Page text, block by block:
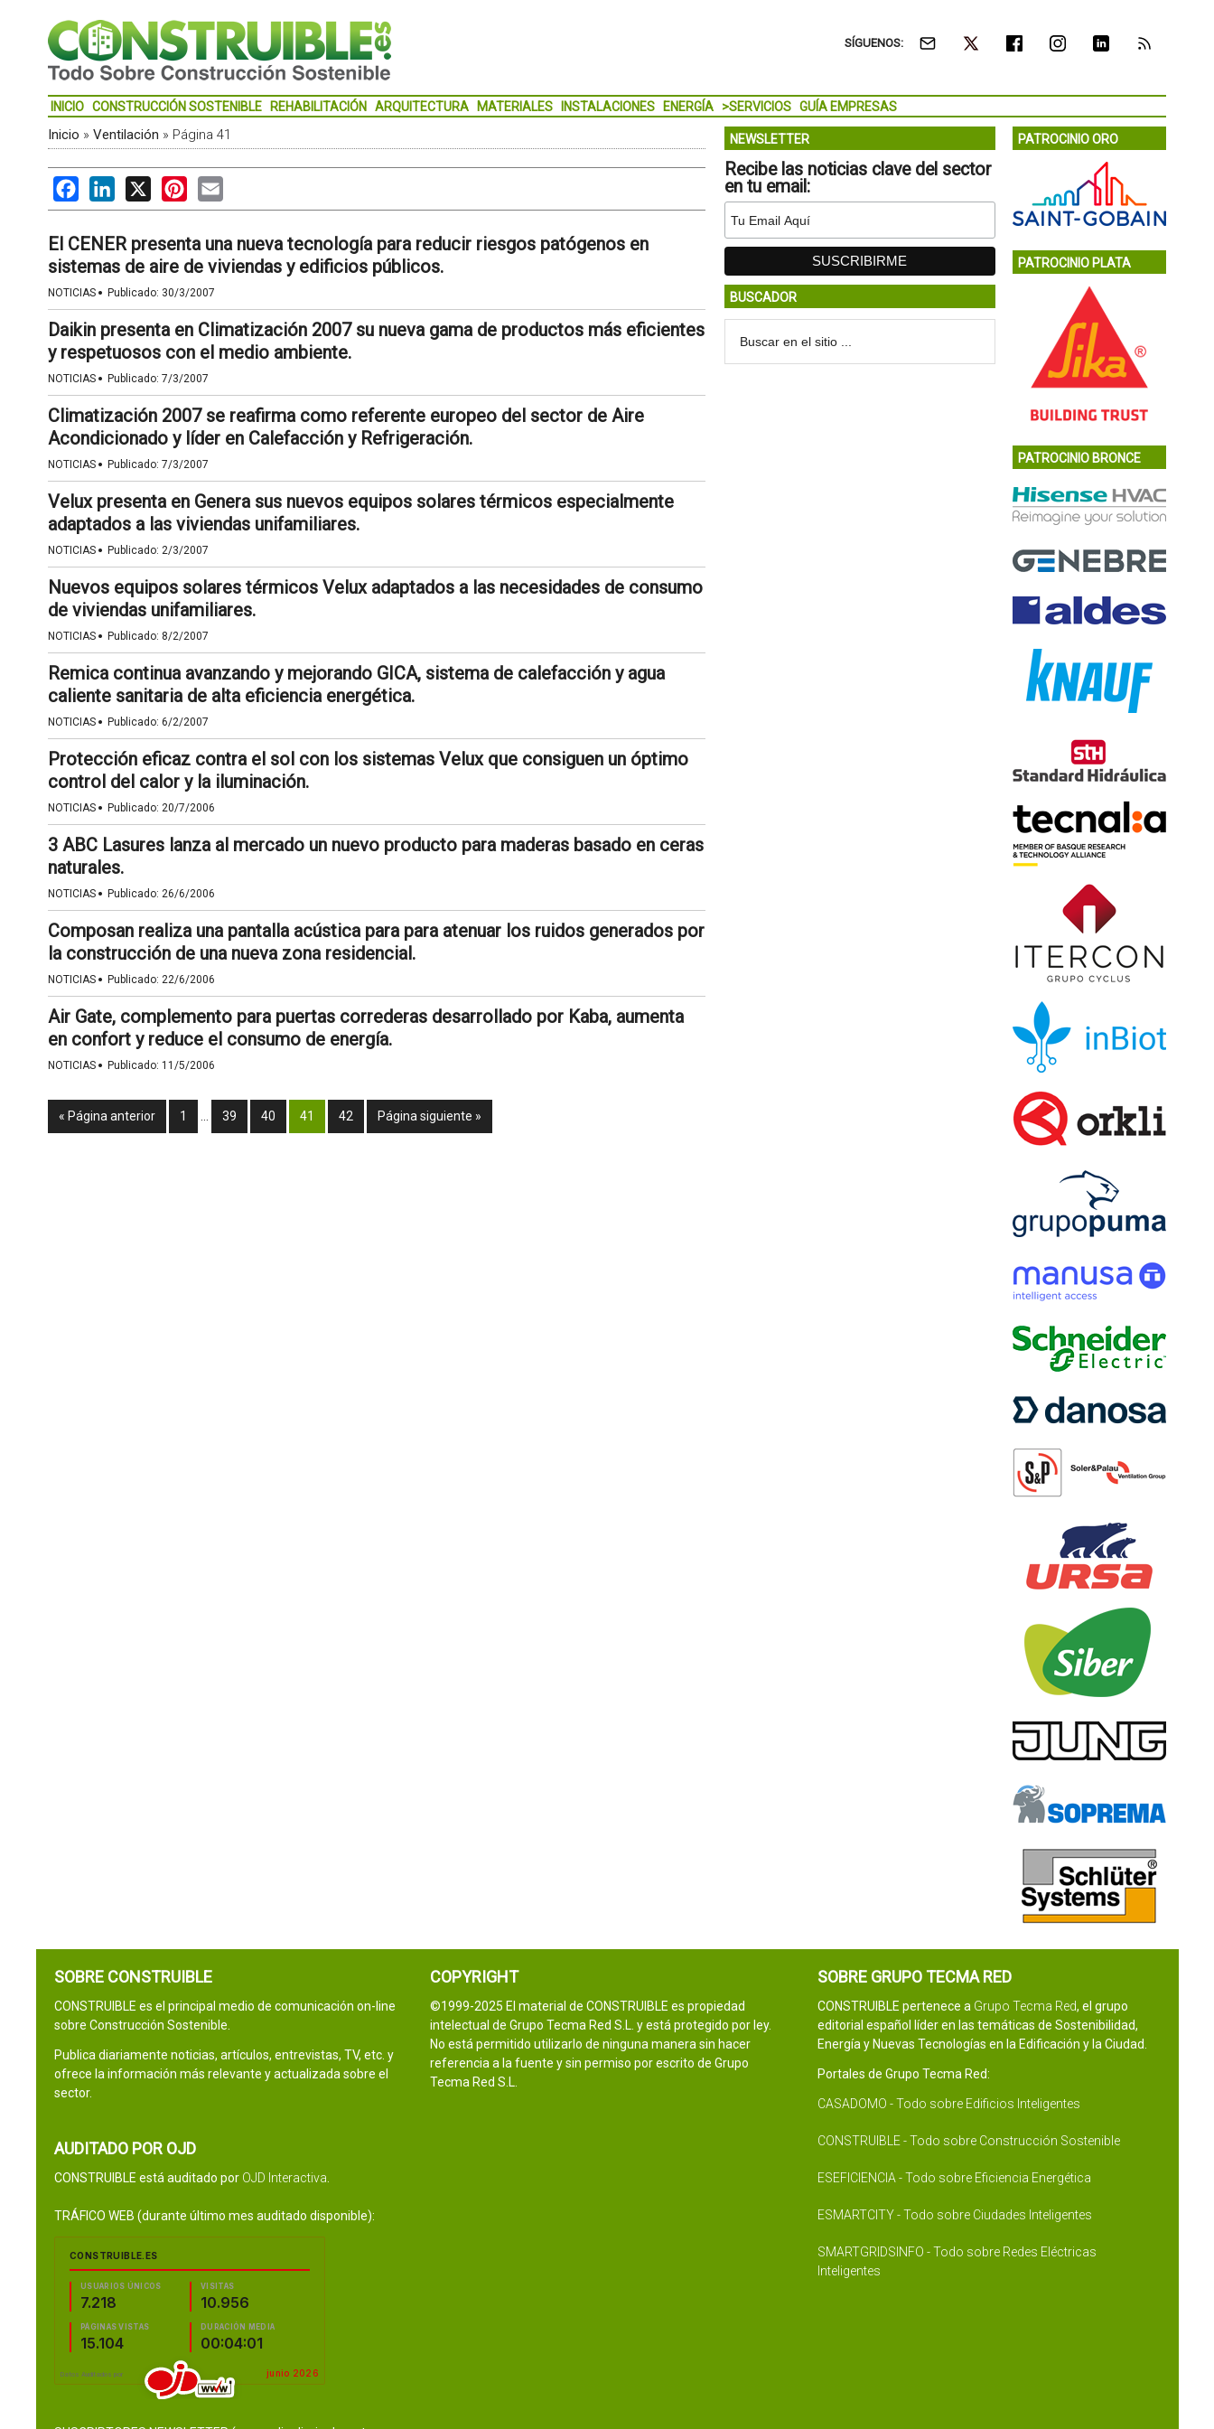
SÍGUENOS:
INICIO CONSTRUCCIÓN SOSTENIBLE REHABILITACIÓN ARQUITECTURA MATERIALES INSTALACIONES ENERGÍA >SERVICIOS GUÍA EMPRESAS
Inicio » Ventilación » Página 41
FacebookLinkedIn
X PinterestEmail
El CENER presenta una nueva tecnología para reducir riesgos patógenos en
sistemas de aire de viviendas y edificios públicos.
NOTICIAS · Publicado: 30/3/2007
Daikin presenta en Climatización 2007 su nueva gama de productos más eficientes
y respetuosos con el medio ambiente.
NOTICIAS · Publicado: 7/3/2007
Climatización 2007 se reafirma como referente europeo del sector de Aire
Acondicionado y líder en Calefacción y Refrigeración.
NOTICIAS · Publicado: 7/3/2007
Velux presenta en Genera sus nuevos equipos solares térmicos especialmente
adaptados a las viviendas unifamiliares.
NOTICIAS · Publicado: 2/3/2007
Nuevos equipos solares térmicos Velux adaptados a las necesidades de consumo
de viviendas unifamiliares.
NOTICIAS · Publicado: 8/2/2007
Remica continua avanzando y mejorando GICA, sistema de calefacción y agua
caliente sanitaria de alta eficiencia energética.
NOTICIAS · Publicado: 6/2/2007
Protección eficaz contra el sol con los sistemas Velux que consiguen un óptimo
control del calor y la iluminación.
NOTICIAS · Publicado: 20/7/2006
3 ABC Lasures lanza al mercado un nuevo producto para maderas basado en ceras
naturales.
NOTICIAS · Publicado: 26/6/2006
Composan realiza una pantalla acústica para para atenuar los ruidos generados por
la construcción de una nueva zona residencial.
NOTICIAS · Publicado: 22/6/2006
Air Gate, complemento para puertas correderas desarrollado por Kaba, aumenta
en confort y reduce el consumo de energía.
NOTICIAS · Publicado: 11/5/2006
« Página anterior 1 39 40 41 42 Página siguiente »
NEWSLETTER
Recibe las noticias clave del sector
en tu email:
BUSCADOR
PATROCINIO ORO
PATROCINIO PLATA
PATROCINIO BRONCE
SOBRE CONSTRUIBLE
CONSTRUIBLE es el principal medio de comunicación on-line
sobre Construcción Sostenible.
Publica diariamente noticias, artículos, entrevistas, TV, etc. y
ofrece la información más relevante y actualizada sobre el
sector.
AUDITADO POR OJD
CONSTRUIBLE está auditado por OJD Interactiva
TRÁFICO WEB (durante último mes auditado disponible):
COPYRIGHT
©1999-2025 El material de CONSTRUIBLE es propiedad
intelectual de Grupo Tecma Red S.L. y está protegido por ley.
No está permitido utilizarlo de ninguna manera sin hacer
referencia a la fuente y sin permiso por escrito de Grupo
Tecma Red S.L.
SOBRE GRUPO TECMA RED
CONSTRUIBLE pertenece a Grupo Tecma Red, el grupo
editorial español líder en las temáticas de Sostenibilidad,
Energía y Nuevas Tecnologías en la Edificación y la Ciudad.
Portales de Grupo Tecma Red:
CASADOMO - Todo sobre Edificios Inteligentes
CONSTRUIBLE - Todo sobre Construcción Sostenible
ESEFICIENCIA - Todo sobre Eficiencia Energética
ESMARTCITY - Todo sobre Ciudades Inteligentes
SMARTGRIDSINFO - Todo sobre Redes Eléctricas
Inteligentes